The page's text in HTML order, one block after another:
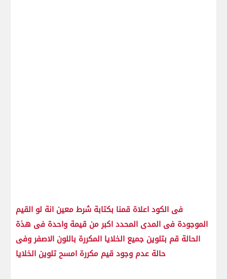
فى الكود اعلاة قمنا بكتابة شرط معين انة لو القيم
الموجودة فى المدى المحدد اكبر من قيمة واحدة فى هذة
الحالة قم بتلوين جميع الخلايا المكررة باللون الاصفر وفى